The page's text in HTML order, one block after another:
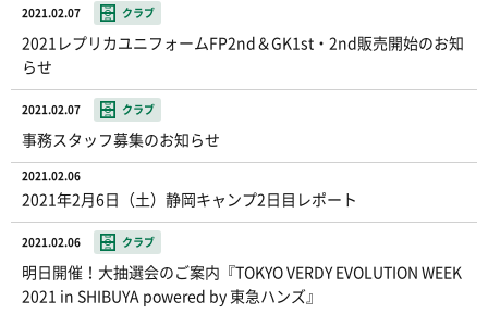
2021.02.07 クラブ
2021レプリカユニフォームFP2nd＆GK1st・2nd販売開始のお知
らせ
2021.02.07 クラブ
事務スタッフ募集のお知らせ
2021.02.06
2021年2月6日（土）静岡キャンプ2日目レポート
2021.02.06 クラブ
明日開催！大抽選会のご案内『TOKYO VERDY EVOLUTION WEEK
2021 in SHIBUYA powered by 東急ハンズ』